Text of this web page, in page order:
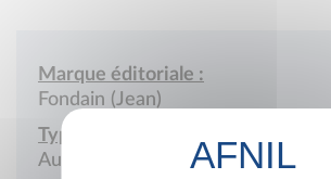
Marque éditoriale :
Fondain (Jean)
Type de société :
Auto-édition